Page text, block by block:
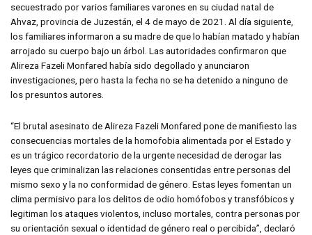
secuestrado por varios familiares varones en su ciudad natal de
Ahvaz, provincia de Juzestán, el 4 de mayo de 2021. Al día siguiente,
los familiares informaron a su madre de que lo habían matado y habían
arrojado su cuerpo bajo un árbol. Las autoridades confirmaron que
Alireza Fazeli Monfared había sido degollado y anunciaron
investigaciones, pero hasta la fecha no se ha detenido a ninguno de
los presuntos autores.
“El brutal asesinato de Alireza Fazeli Monfared pone de manifiesto las
consecuencias mortales de la homofobia alimentada por el Estado y
es un trágico recordatorio de la urgente necesidad de derogar las
leyes que criminalizan las relaciones consentidas entre personas del
mismo sexo y la no conformidad de género. Estas leyes fomentan un
clima permisivo para los delitos de odio homófobos y transfóbicos y
legitiman los ataques violentos, incluso mortales, contra personas por
su orientación sexual o identidad de género real o percibida”, declaró